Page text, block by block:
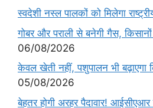
स्वदेशी नस्ल पालकों को मिलेगा
गोबर और पराली से बनेगी गैस, किसानों
06/08/2026
केवल खेती नहीं, पशुपालन भी बढ़ाएगा
05/08/2026
बेहतर होगी अरहर पैदावार! आईसीएआर